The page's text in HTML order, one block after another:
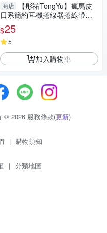
商店
【彤祐TongYu】瘋馬皮
日系簡約耳機捲線器捲線帶捲
線收納帶
$25
5
加入購物車
© 2026 服務條款(更新)
| 購物須知
| 分類地圖